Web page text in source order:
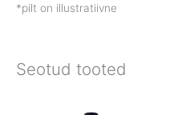
*pilt on illustratiivne
Seotud tooted